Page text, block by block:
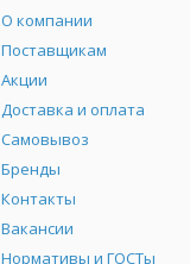
О компании
Поставщикам
Акции
Доставка и оплата
Самовывоз
Бренды
Контакты
Вакансии
Нормативы и ГОСТы